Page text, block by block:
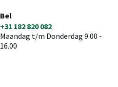
Bel
+31 182 820 082
Maandag t/m Donderdag 9.00 -
16.00